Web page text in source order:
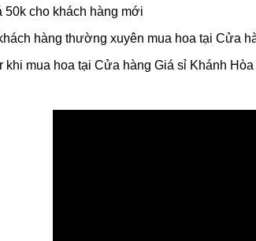
50k cho khách hàng mới
hàng thường xuyên mua hoa tại Cửa
khi mua hoa tại Cửa hàng Giá sỉ Khánh Hòa